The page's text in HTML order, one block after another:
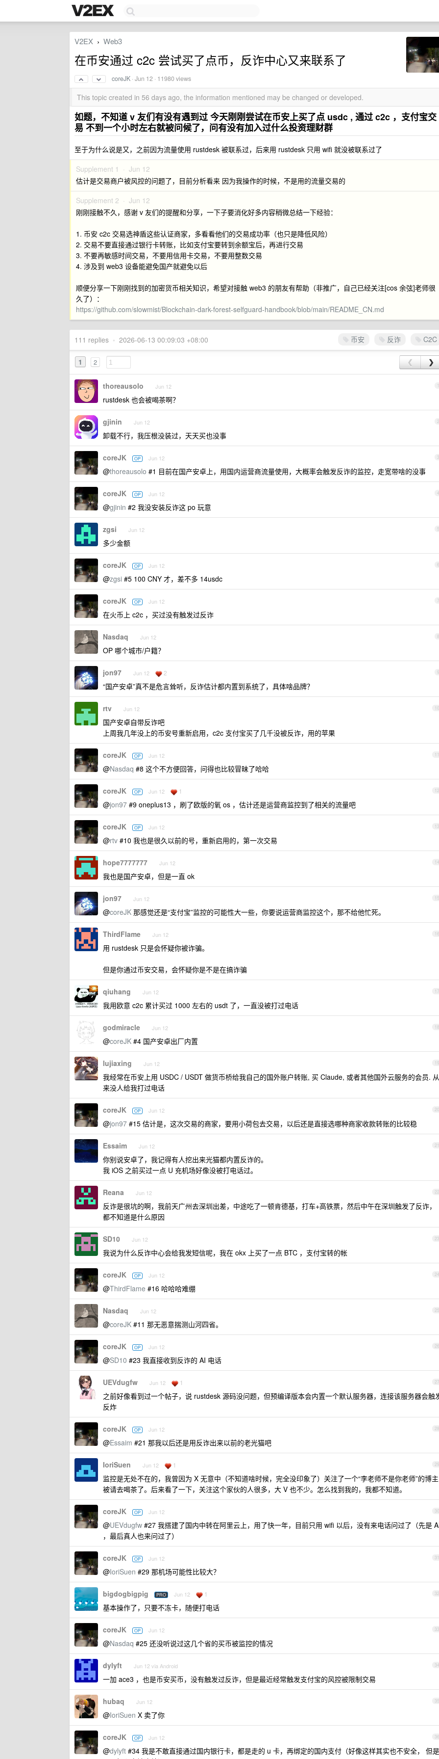
V2EX › Web3
在币安通过 c2c 尝试买了点币，反诈中心又来联系了
coreJK ·Jun 12 · 11980 views
This topic created in 56 days ago, the information mentioned may be changed or developed.
如题，不知道 v 友们有没有遇到过 今天刚刚尝试在币安上买了点 usdc , 通过 c2c ，支付宝交
易 不到一个小时左右就被问候了，问有没有加入过什么投资理财群
至于为什么说是又，之前因为流量使用 rustdesk 被联系过，后来用 rustdesk 只用 wifi 就没被联系过了
Supplement 1 · Jun 12
估计是交易商户被风控的问题了，目前分析看来 因为我操作的时候，不是用的流量交易的
Supplement 2 · Jun 12
刚刚接触不久，感谢 v 友们的提醒和分享，一下子要消化好多内容稍微总结一下经验：
1. 币安 c2c 交易选神盾这些认证商家，多看看他们的交易成功率（也只是降低风险）
2. 交易不要直接通过银行卡转账，比如支付宝要转到余额宝后，再进行交易
3. 不要再敏感时间交易，不要用信用卡交易，不要用整数交易
4. 涉及到 web3 设备能避免国产就避免以后
顺便分享一下刚刚找到的加密货币相关知识，希望对接触 web3 的朋友有帮助（非推广，自己已经关注[cos 余弦]老师很
久了）：
https://github.com/slowmist/Blockchain-dark-forest-selfguard-handbook/blob/main/README_CN.md
币安 反诈 C2C
111 replies • 2026-06-13 00:09:03 +08:00
1 2 ❮ ❯
1
thoreausolo Jun 12
rustdesk 也会被喝茶啊？
2
gjinin Jun 12
卸载不行，我压根没装过，天天买也没事
3
coreJK OP Jun 12
@thoreausolo #1 目前在国产安卓上，用国内运营商流量使用，大概率会触发反诈的监控，走宽带啥的没事
4
coreJK OP Jun 12
@gjinin #2 我没安装反诈这 po 玩意
5
zgsi Jun 12
多少金额
6
coreJK OP Jun 12
@zgsi #5 100 CNY 才，差不多 14usdc
7
coreJK OP Jun 12
在火币上 c2c ，买过没有触发过反诈
8
Nasdaq Jun 12
OP 哪个城市/户籍？
9
jon97 Jun 12 2
“国产安卓”真不是危言耸听，反诈估计都内置到系统了，具体啥品牌？
10
rtv Jun 12
国产安卓自带反诈吧
上周我几年没上的币安号重新启用，c2c 支付宝买了几千没被反诈，用的苹果
11
coreJK OP Jun 12
@Nasdaq #8 这个不方便回答，问得也比较冒昧了哈哈
12
coreJK OP Jun 12 1
@jon97 #9 oneplus13 ，刷了欧版的氧 os ，估计还是运营商监控到了相关的流量吧
13
coreJK OP Jun 12
@rtv #10 我也是很久以前的号，重新启用的，第一次交易
14
hope7777777 Jun 12
我也是国产安卓，但是一直 ok
15
jon97 Jun 12
@coreJK 那感觉还是“支付宝”监控的可能性大一些，你要说运营商监控这个，那不给他忙死。
16
ThirdFlame Jun 12
用 rustdesk 只是会怀疑你被诈骗。
但是你通过币安交易，会怀疑你是不是在搞诈骗
17
qiuhang Jun 12
我用欧意 c2c 累计买过 1000 左右的 usdt 了，一直没被打过电话
18
godmiracle Jun 12
@coreJK #4 国产安卓出厂内置
19
lujiaxing Jun 12
我经常在币安上用 USDC / USDT 做货币桥给我自己的国外账户转账, 买 Claude, 或者其他国外云服务的会员. 从
来没人给我打过电话
20
coreJK OP Jun 12
@jon97 #15 估计是，这次交易的商家，要用小荷包去交易，以后还是直接选哪种商家收款转账的比较稳
21
Essaim Jun 12
你别说安卓了，我记得有人挖出来光猫都内置反诈的。
我 iOS 之前买过一点 U 充机场好像没被打电话过。
22
Reana Jun 12
反诈是很坑的啊，我前天广州去深圳出差，中途吃了一顿肯德基，打车+高铁票，然后中午在深圳触发了反诈，
都不知道是什么原因
23
SD10 Jun 12
我说为什么反诈中心会给我发短信呢，我在 okx 上买了一点 BTC ，支付宝转的帐
24
coreJK OP Jun 12
@ThirdFlame #16 哈哈哈难绷
25
Nasdaq Jun 12
@coreJK #11 那无恶意揣测山河四省。
26
coreJK OP Jun 12
@SD10 #23 我直接收到反诈的 AI 电话
27
UEVdugfw Jun 12 1
之前好像看到过一个帖子，说 rustdesk 源码没问题，但预编译版本会内置一个默认服务器，连接该服务器会触
反炸
28
coreJK OP Jun 12
@Essaim #21 那我以后还是用反诈出来以前的老光猫吧
29
IoriSuen Jun 12 1
监控是无处不在的，我曾因为 X 无意中（不知道啥时候，完全没印象了）关注了一个“李老师不是你老师”的博主
被请去喝茶了。后来看了一下，关注这个家伙的人很多，大 V 也不少。怎么找到我的，我都不知道。
30
coreJK OP Jun 12
@UEVdugfw #27 我搭建了国内中转在阿里云上，用了快一年，目前只用 wifi 以后，没有来电话问过了（先是
，最后真人也来问过了）
31
coreJK OP Jun 12
@IoriSuen #29 那机场可能性比较大？
32
bigdogbigpig PRO Jun 12 1
基本操作了，只要不冻卡，随便打电话
33
coreJK OP Jun 12
@Nasdaq #25 还没听说过这几个省的买币被监控的情况
34
dylyft Jun 12 via Android
一加 ace3 ，也是币安买币，没有触发过反诈，但是最近经常触发支付宝的风控被限制交易
35
hubaq Jun 12
@IoriSuen X 卖了你
36
coreJK OP Jun 12
@dylyft #34 我是不敢直接通过国内银行卡，都是走的 u 卡，再绑定的国内支付（好像这样其实也不安全， 但是